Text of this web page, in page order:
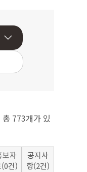
773개가 있
보자
건)
공지사
항(2건)